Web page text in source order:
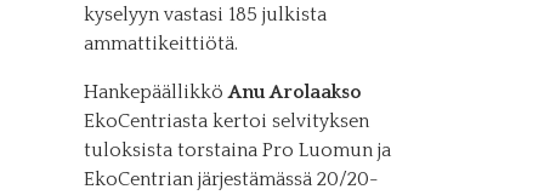
kyselyyn vastasi 185 julkista
ammattikeittiötä.
HankepäällikköAnu Arolaakso
EkoCentriasta kertoi selvityksen
tuloksista torstaina Pro Luomun ja
EkoCentrian järjestämässä 20/20-